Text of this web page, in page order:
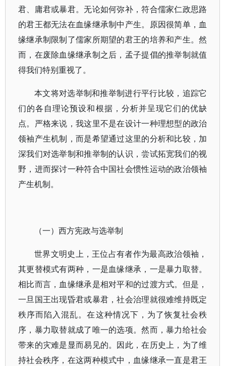
君、庸君或暴君。无论如何弥补，符合儒家仁政思路
的君王都无法在血缘继承制中产生。原因很简单，血
缘继承制限制了儒家所期望的君王的培养和产生。然
而，在废除血缘继承制之后，孟子提倡的推举制就值
得我们特别重视了。
本文将对选举制和推举制进行平行比较，追踪它
们的各自理论预设和根据，分析并呈现它们的优缺
点。严格来说，我这里不是在设计一种理想型的政治
领袖产生机制，而是希望通过这里的分析和比较，加
深我们对选举制和推举制的认识，尝试拓宽我们的视
野，进而探讨一种符合中国社会惯性运动的政治领袖
产生机制。
（一）西方宪政与选举制
世界文明史上，王位占有者作为最高政治领袖，
其更替模式有两种，一是血缘继承，一是暴力取替。
相比而言，血缘继承是相对平和的过渡方式。但是，
一旦国王出现昏君或暴君，社会治理就很难维持既定
秩序而陷入混乱。在这种情况下，为了恢复社会秩
序，暴力取替就成了唯一的选项。然而，暴力给社会
带来的灾难是显而易见的。因此，在历史上，为了维
持社会秩序，在这两种模式中，血缘继承一直是君王